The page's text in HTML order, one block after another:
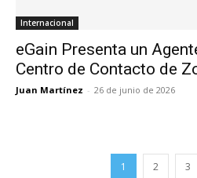
Internacional
eGain Presenta un
Centro de Contacto de
Juan Martínez - 26 de junio de 2026
1 2 3